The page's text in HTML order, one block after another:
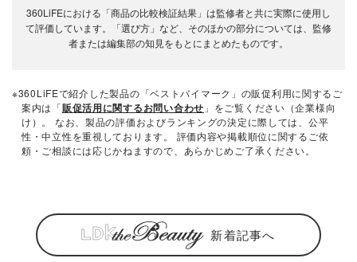
360LiFEにおける「商品の比較検証結果」は監修者と共に実際に使用し
て評価しています。「選び方」など、そのほかの部分については、監修
者または編集部の知見をもとにまとめたものです。
※360LiFEで紹介した製品の「ベストバイマーク」の販促利用に関するご
案内は「販促活用に関するお問い合わせ 」をご覧ください（企業様向
け）。 なお、製品の評価およびランキングの決定に際しては、公平
性・中立性を重視しております。 評価内容や掲載順位に関するご依
頼・ご相談には応じかねますので、あらかじめご了承ください。
新着記事へ